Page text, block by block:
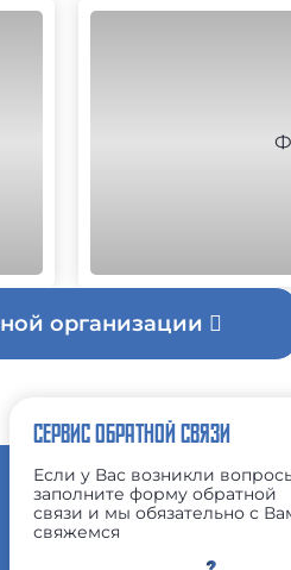
организации
СЕРВИС ОБРАТНОЙ СВЯЗИ
Если у Вас возникли
заполните форму обратной
связи и мы обязательно с
свяжемся